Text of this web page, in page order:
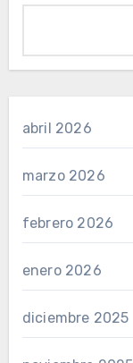
abril 2026
marzo 2026
febrero 2026
enero 2026
diciembre 2025